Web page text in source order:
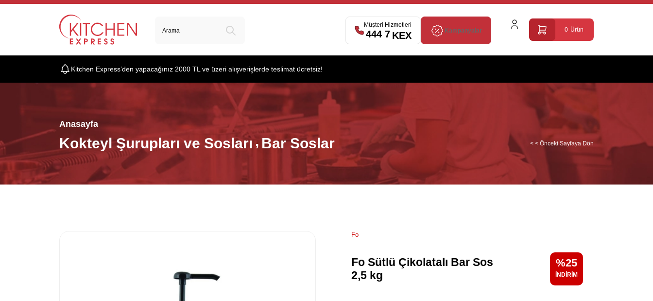
0 Ürün
Müşteri Hizmetleri
444 7 539
Kampanyalar
Kitchen Express’den yapacağınız 2000 TL ve üzeri alışverişlerde teslimat ücretsiz!
Anasayfa
Kokteyl Şurupları ve Sosları Bar Soslar < < Önceki Sayfaya Dön
Fo
Fo Sütlü Çikolatalı Bar Sos
2,5 kg
25